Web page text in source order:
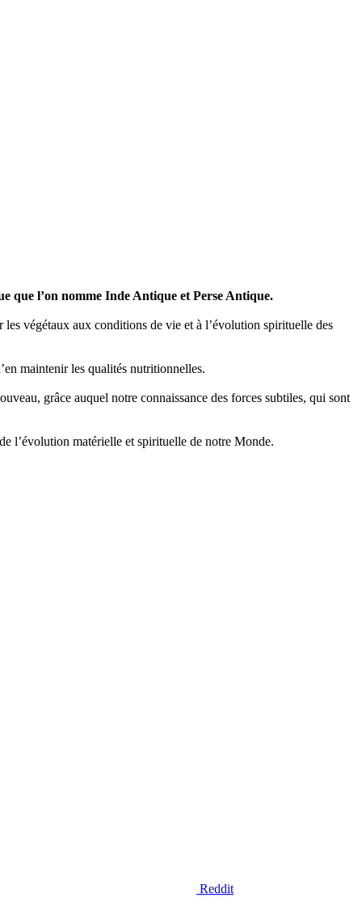
que l’on nomme Inde Antique et Perse Antique.
les végétaux aux conditions de vie et à l’évolution spirituelle des
maintenir les qualités nutritionnelles.
grâce auquel notre connaissance des forces subtiles, qui sont
l’évolution matérielle et spirituelle de notre Monde.
Reddit